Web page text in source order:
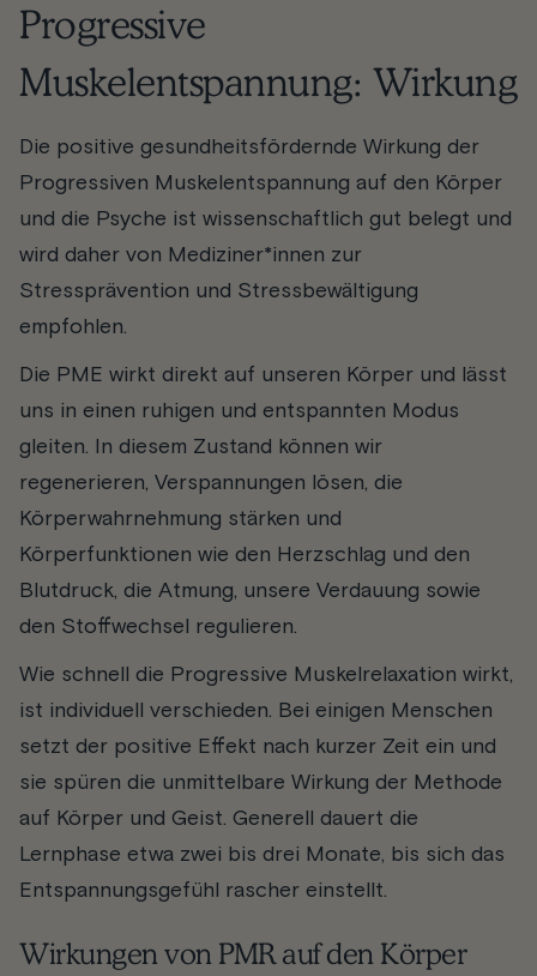
Progressive
Muskelentspannung: Wirkung
Die positive gesundheitsfördernde Wirkung der
Progressiven Muskelentspannung auf den Körper
und die Psyche ist wissenschaftlich gut belegt und
wird daher von Mediziner*innen zur
Stressprävention und Stressbewältigung
empfohlen.
Die PME wirkt direkt auf unseren Körper und lässt
uns in einen ruhigen und entspannten Modus
gleiten. In diesem Zustand können wir
regenerieren, Verspannungen lösen, die
Körperwahrnehmung stärken und
Körperfunktionen wie den Herzschlag und den
Blutdruck, die Atmung, unsere Verdauung sowie
den Stoffwechsel regulieren.
Wie schnell die Progressive Muskelrelaxation wirkt,
ist individuell verschieden. Bei einigen Menschen
setzt der positive Effekt nach kurzer Zeit ein und
sie spüren die unmittelbare Wirkung der Methode
auf Körper und Geist. Generell dauert die
Lernphase etwa zwei bis drei Monate, bis sich das
Entspannungsgefühl rascher einstellt.
Wirkungen von PMR auf den Körper